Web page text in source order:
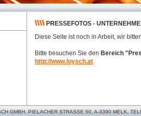
PRESSEFOTOS -
Diese Seite ist noch in Arbeit, wir
Bitte besuchen Sie den Bereich
http://www.loysch.at
GMBH. PIELACHER STRASSE 50, A-3390 MELK.